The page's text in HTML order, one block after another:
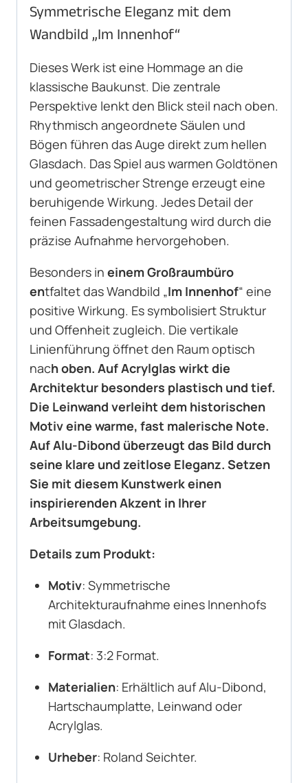
Symmetrische Eleganz mit dem
Wandbild „Im Innenhof“
Dieses Werk ist eine Hommage an die
klassische Baukunst. Die zentrale
Perspektive lenkt den Blick steil nach oben.
Rhythmisch angeordnete Säulen und
Bögen führen das Auge direkt zum hellen
Glasdach. Das Spiel aus warmen Goldtönen
und geometrischer Strenge erzeugt eine
beruhigende Wirkung. Jedes Detail der
feinen Fassadengestaltung wird durch die
präzise Aufnahme hervorgehoben.
Besonders in einem Großraumbüro
entfaltet das Wandbild „Im Innenhof“ eine
positive Wirkung. Es symbolisiert Struktur
und Offenheit zugleich. Die vertikale
Linienführung öffnet den Raum optisch
nach oben. Auf Acrylglas wirkt die
Architektur besonders plastisch und tief.
Die Leinwand verleiht dem historischen
Motiv eine warme, fast malerische Note.
Auf Alu-Dibond überzeugt das Bild durch
seine klare und zeitlose Eleganz. Setzen
Sie mit diesem Kunstwerk einen
inspirierenden Akzent in Ihrer
Arbeitsumgebung.
Details zum Produkt:
Motiv: Symmetrische
Architekturaufnahme eines Innenhofs
mit Glasdach.
Format: 3:2 Format.
Materialien: Erhältlich auf Alu-Dibond,
Hartschaumplatte, Leinwand oder
Acrylglas.
Urheber: Roland Seichter.